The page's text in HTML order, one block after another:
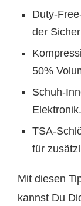
Duty-
der
50%
Schuh-
Elektronik.
TSA-
für
Mit diesen
kannst Du